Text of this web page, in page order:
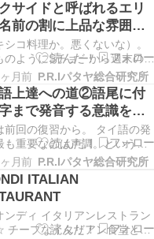
決…
り東側のいわゆる＜ダークサ
と呼ばれるエリアで、著名な
場に向かう道ソイサイアムカ
ーを奥深くまで行ったところ
沿いにある…
サイドと呼ばれるエリ
前の割に上品な雰囲
シコ料理か。悪くないな）。
のようにSチョーから週末のご
お誘いを受け、店のチョイス
で「メキシコ料理なんていか
か？」と。チーズ大好きの私
はトルティーヤチップスにワ
ディップとチーズがたっぷり
ったナチョスがすぐに思い浮
無性に食べた…
月前 P.R.Iパタヤ総合研究所
上達への道②語尾に付
まで発音する意識を持
うこと（末子音）
前回の復習から。 タイ語の発
も重要なのは声調。という話
。これを間違えると相手に意
じない。中国語は4種類ヴェト
は6種類。タイ語は5種類で＜
Ⅴ＞までのトーンを言葉に
使い分ける必要がある。それ
語を覚える時点で同時に（並
月前 P.R.Iパタヤ総合研究所
ITALIAN
ンディ イタリアンレストラン
ープなイタリアン食堂とし